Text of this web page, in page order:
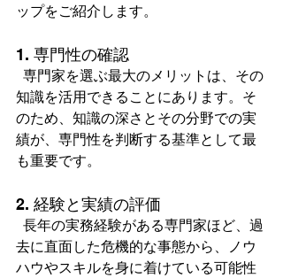
ップをご紹介します。
1. 専門性の確認
知識を活用できることにあります。そ
のため、知識の深さとその分野での実
績が、専門性を判断する基準として最
も重要です。
2. 経験と実績の評価
去に直面した危機的な事態から、ノウ
ハウやスキルを身に着けている可能性